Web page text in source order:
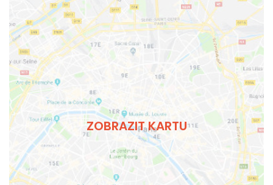
ZOBRAZIT KARTU